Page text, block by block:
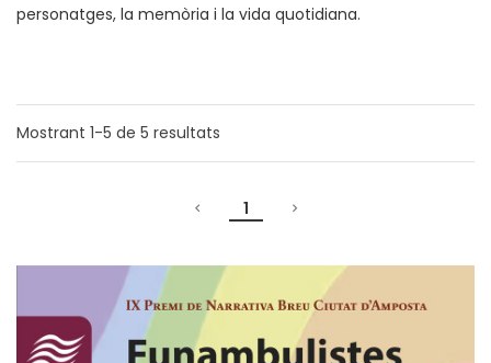
personatges, la memòria i la vida quotidiana.
Mostrant 1-5 de 5 resultats
1